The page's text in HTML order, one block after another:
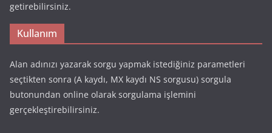
getirebilirsiniz.
Kullanım
Alan adınızı yazarak sorgu yapmak istediğiniz parametleri
seçtikten sonra (A kaydı, MX kaydı NS sorgusu) sorgula
butonundan online olarak sorgulama işlemini
gerçekleştirebilirsiniz.